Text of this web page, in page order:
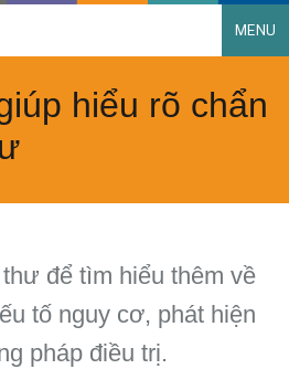
MENU
hiểu rõ chẩn
để tìm hiểu thêm về
tố nguy cơ, phát hiện
pháp điều trị.